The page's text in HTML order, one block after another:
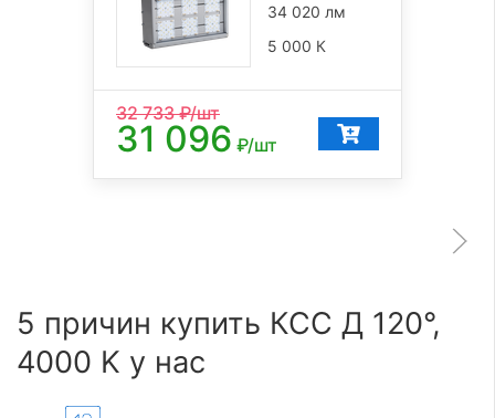
34 020 лм
5 000 К
32 733₽/шт
31 096 ₽/шт
5 причин купить КСС Д 120°,
4000 K у нас